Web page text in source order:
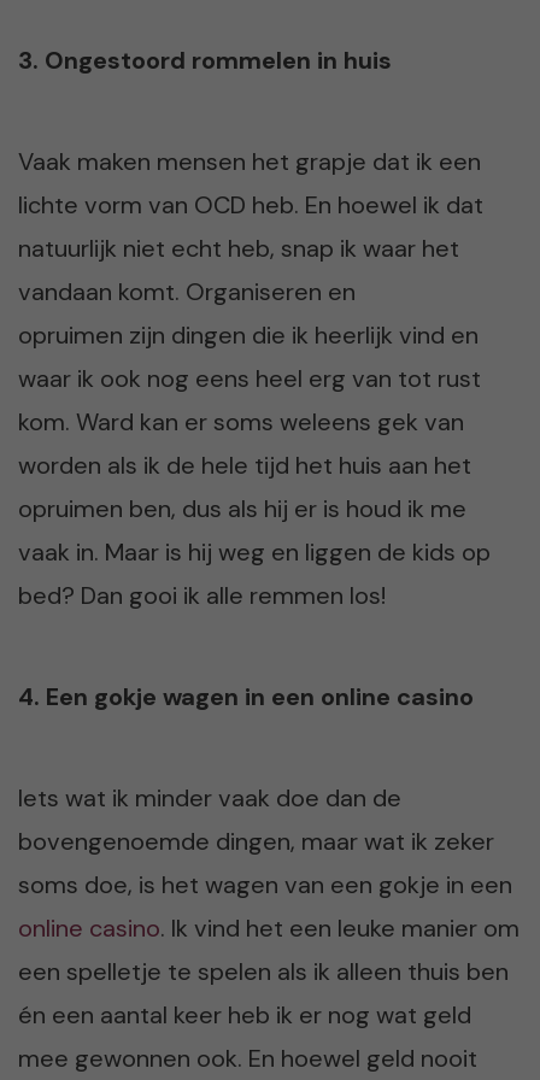
3. Ongestoord rommelen in huis
Vaak maken mensen het grapje dat ik een
lichte vorm van OCD heb. En hoewel ik dat
natuurlijk niet echt heb, snap ik waar het
vandaan komt. Organiseren en
opruimen zijn dingen die ik heerlijk vind en
waar ik ook nog eens heel erg van tot rust
kom. Ward kan er soms weleens gek van
worden als ik de hele tijd het huis aan het
opruimen ben, dus als hij er is houd ik me
vaak in. Maar is hij weg en liggen de kids op
bed? Dan gooi ik alle remmen los!
4. Een gokje wagen in een online casino
Iets wat ik minder vaak doe dan de
bovengenoemde dingen, maar wat ik zeker
soms doe, is het wagen van een gokje in een
online casino. Ik vind het een leuke manier om
een spelletje te spelen als ik alleen thuis ben
én een aantal keer heb ik er nog wat geld
mee gewonnen ook. En hoewel geld nooit